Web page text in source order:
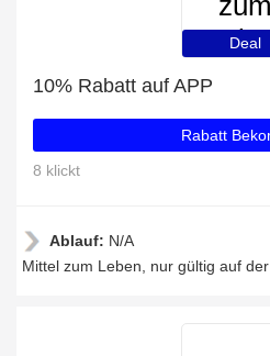
Deal
10% Rabatt auf APP
Rabatt
8 klickt
Ablauf: N/A
Mittel zum Leben, nur gültig auf